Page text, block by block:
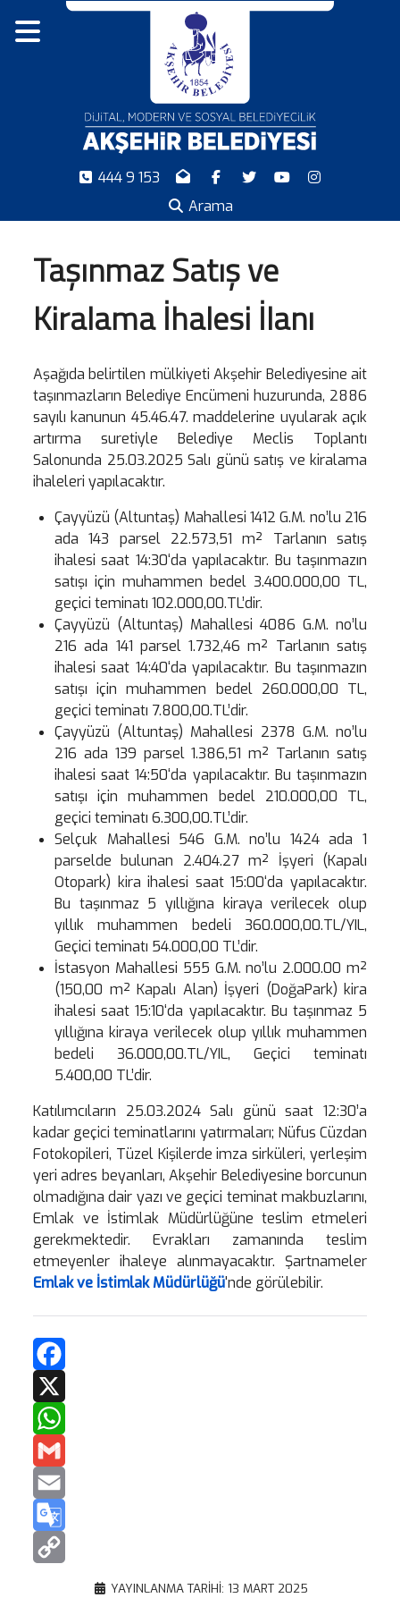
444 9 153
Arama
Taşınmaz Satış ve
Kiralama İhalesi İlanı
Aşağıda belirtilen mülkiyeti Akşehir Belediyesine ait
taşınmazların Belediye Encümeni huzurunda, 2886
sayılı kanunun 45.46.47. maddelerine uyularak açık
artırma suretiyle Belediye Meclis Toplantı
Salonunda 25.03.2025 Salı günü satış ve kiralama
ihaleleri yapılacaktır.
Çayyüzü (Altuntaş) Mahallesi 1412 G.M. no’lu 216
ada 143 parsel 22.573,51 m² Tarlanın satış
ihalesi saat 14:30‘da yapılacaktır. Bu taşınmazın
satışı için muhammen bedel 3.400.000,00 TL,
geçici teminatı 102.000,00.TL’dir.
Çayyüzü (Altuntaş) Mahallesi 4086 G.M. no’lu
216 ada 141 parsel 1.732,46 m² Tarlanın satış
ihalesi saat 14:40‘da yapılacaktır. Bu taşınmazın
satışı için muhammen bedel 260.000,00 TL,
geçici teminatı 7.800,00.TL’dir.
Çayyüzü (Altuntaş) Mahallesi 2378 G.M. no’lu
216 ada 139 parsel 1.386,51 m² Tarlanın satış
ihalesi saat 14:50‘da yapılacaktır. Bu taşınmazın
satışı için muhammen bedel 210.000,00 TL,
geçici teminatı 6.300,00.TL’dir.
Selçuk Mahallesi 546 G.M. no’lu 1424 ada 1
parselde bulunan 2.404.27 m² İşyeri (Kapalı
Otopark) kira ihalesi saat 15:00‘da yapılacaktır.
Bu taşınmaz 5 yıllığına kiraya verilecek olup
yıllık muhammen bedeli 360.000,00.TL/YIL,
Geçici teminatı 54.000,00 TL’dir.
İstasyon Mahallesi 555 G.M. no’lu 2.000.00 m²
(150,00 m² Kapalı Alan) İşyeri (DoğaPark) kira
ihalesi saat 15:10‘da yapılacaktır. Bu taşınmaz 5
yıllığına kiraya verilecek olup yıllık muhammen
bedeli 36.000,00.TL/YIL, Geçici teminatı
5.400,00 TL’dir.
Katılımcıların 25.03.2024 Salı günü saat 12:30’a
kadar geçici teminatlarını yatırmaları; Nüfus Cüzdan
Fotokopileri, Tüzel Kişilerde imza sirküleri, yerleşim
yeri adres beyanları, Akşehir Belediyesine borcunun
olmadığına dair yazı ve geçici teminat makbuzlarını,
Emlak ve İstimlak Müdürlüğüne teslim etmeleri
gerekmektedir. Evrakları zamanında teslim
etmeyenler ihaleye alınmayacaktır. Şartnameler
Emlak ve İstimlak Müdürlüğü'nde görülebilir.
Translate
Copy
YAYINLANMA TARIHI: 13 MART 2025